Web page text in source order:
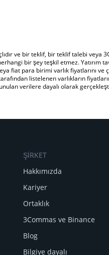
ve bir teklif, bir teklif talebi veya
bir şey teşkil etmez. Yatırım
fiat para birimi varlık fiyatlarını ve
listelenen varlıkların
verilere dayalı olarak
ŞİRKET
Hakkımızda
Kariyer
Ortaklık
3Commas ve Binance
Blog
Bilgiye dayalı